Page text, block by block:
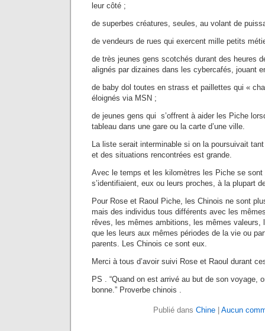
leur côté ;
de superbes créatures, seules, au volant de
de vendeurs de rues qui exercent mille petits
de très jeunes gens scotchés durant des heures
alignés par dizaines dans les cybercafés, jouant
de baby dol toutes en strass et paillettes qui «
éloignés via MSN ;
de jeunes gens qui s’offrent à aider les Piche
tableau dans une gare ou la carte d’une ville.
La liste serait interminable si on la poursuivait
et des situations rencontrées est grande.
Avec le temps et les kilomètres les Piche se sont
s’identifiaient, eux ou leurs proches, à la plupart
Pour Rose et Raoul Piche, les Chinois ne sont
mais des individus tous différents avec les
rêves, les mêmes ambitions, les mêmes valeurs,
que les leurs aux mêmes périodes de la vie ou
parents. Les Chinois ce sont eux.
Merci à tous d’avoir suivi Rose et Raoul durant
PS . “Quand on est arrivé au but de son voyage,
bonne.” Proverbe chinois .
Publié dans Chine Aucun